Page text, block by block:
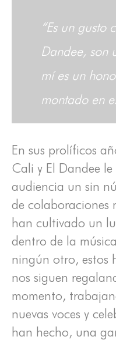
“Es un gusto
Dandee, son
mí es un
montado en
En sus prolíficos
Cali y El Dandee
audiencia un sin
de colaboraciones
han cultivado un
dentro de la
ningún otro, estos
nos siguen
momento,
nuevas voces y
han hecho, una